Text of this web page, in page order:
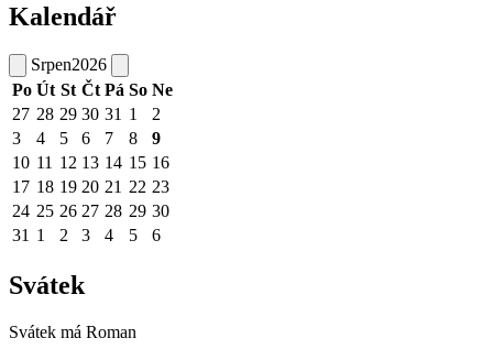
Kalendář
Srpen2026
Po Út St Čt Pá So Ne
27 28 29 30 31 1
2
3
4 5 6 7 8
9
10 11 12 13 14 15 16
17 18 19 20 21 22 23
24 25 26 27 28 29 30
31 1 2 3 4 5 6
Svátek
Svátek má Roman